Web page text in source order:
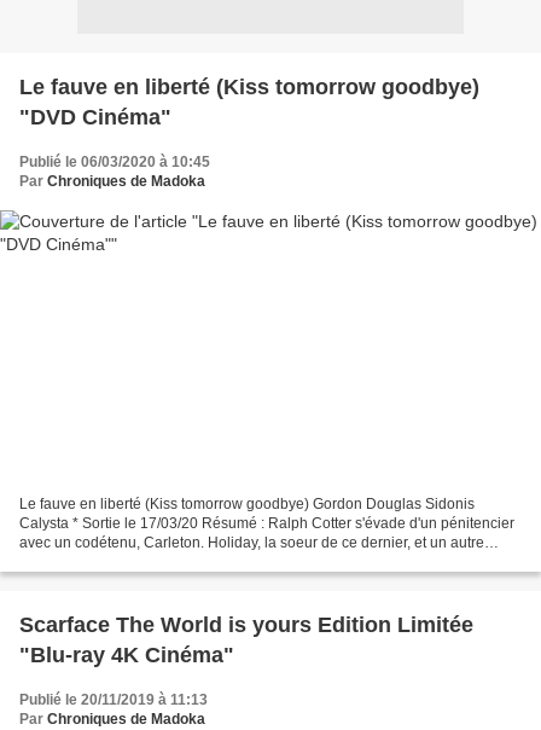
Le fauve en liberté (Kiss tomorrow goodbye)
"DVD Cinéma"
Publié le 06/03/2020 à 10:45
Par Chroniques de Madoka
Le fauve en liberté (Kiss tomorrow goodbye) Gordon Douglas Sidonis
Calysta * Sortie le 17/03/20 Résumé : Ralph Cotter s'évade d'un pénitencier
avec un codétenu, Carleton. Holiday, la soeur de ce dernier, et un autre
Scarface The World is yours Edition Limitée
"Blu-ray 4K Cinéma"
Publié le 20/11/2019 à 11:13
Par Chroniques de Madoka